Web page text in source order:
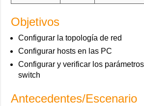
Objetivos
Configurar la topología de red
Configurar hosts en las PC
Configurar y verificar los
switch
Antecedentes/Escenario